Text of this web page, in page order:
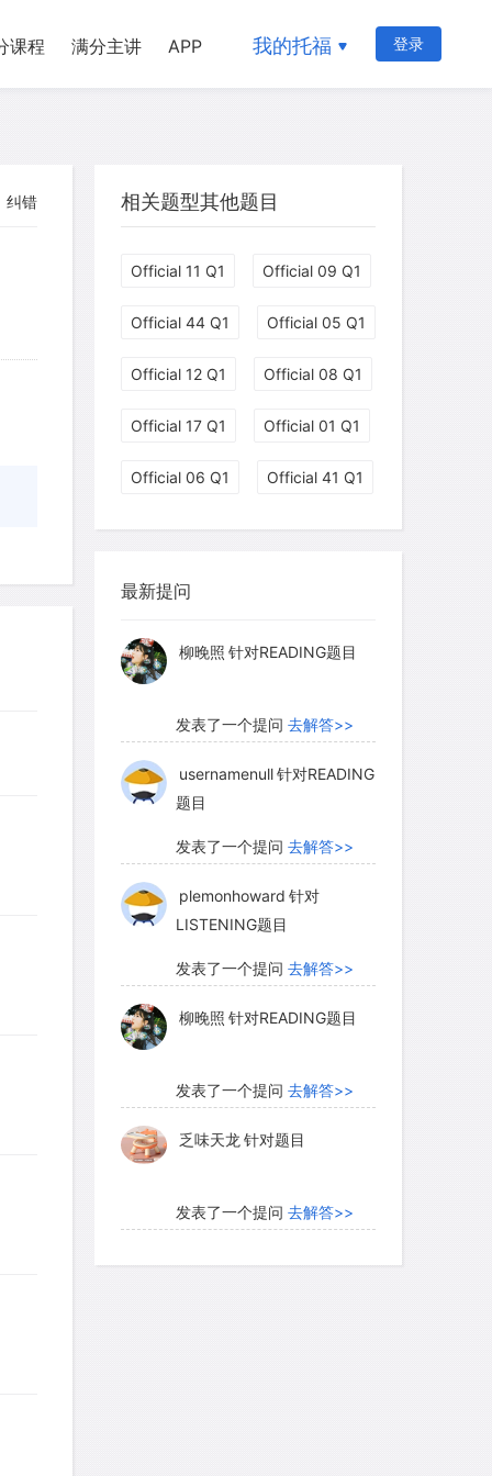
课程 满分主讲 APP 我的托福 登录
纠错 相关题型其他题目
Official 11 Q1 Official 09 Q1
Official 44 Q1 Official 05 Q1
Official 12 Q1 Official 08 Q1
Official 17 Q1 Official 01 Q1
Official 06 Q1 Official 41 Q1
最新提问
发表了一个提问 去解答>>
柳晚照针对READING题目
发表了一个提问
usernamenull针对READING
发表了一个提问 去解答>>
plemonhoward针对
LISTENING题目
发表了一个提问 去解答>>
柳晚照针对READING题目
发表了一个提问 去解答>>
乏味天龙 针对题目
发表了一个提问 去解答>>
内测账号萌萌新102
发表了一个提问 去解答>>
珍珠爱美丽kk999针对题目